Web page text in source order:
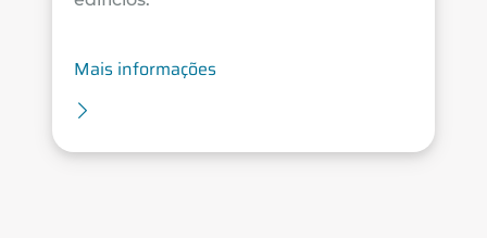
Mais informações